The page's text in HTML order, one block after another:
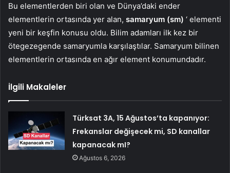
Bu elementlerden biri olan ve Dünya’daki ender
elementlerin ortasında yer alan, samaryum (sm) ‘ elementi
yeni bir keşfin konusu oldu. Bilim adamları ilk kez bir
ötegezegende samaryumla karşılaştılar. Samaryum bilinen
elementlerin ortasında en ağır element konumundadır.
İlgili Makaleler
Türksat 3A, 15 Ağustos’ta kapanıyor:
Frekanslar değişecek mi, SD kanallar
kapanacak mI?
Ağustos 6, 2026